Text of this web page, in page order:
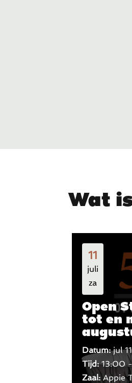
Wat
11
juli
za
Open
tot en
Datum:jul
Tijd:13:00
Zaal: Appie